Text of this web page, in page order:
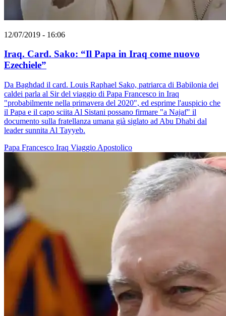
12/07/2019 - 16:06
Iraq. Card. Sako: “Il Papa in Iraq come nuovo
Ezechiele”
Da Baghdad il card. Louis Raphael Sako, patriarca di Babilonia dei
caldei parla al Sir del viaggio di Papa Francesco in Iraq
"probabilmente nella primavera del 2020", ed esprime l'auspicio che
il Papa e il capo sciita Al Sistani possano firmare "a Najaf" il
documento sulla fratellanza umana già siglato ad Abu Dhabi dal
leader sunnita Al Tayyeb.
Papa Francesco Iraq Viaggio Apostolico